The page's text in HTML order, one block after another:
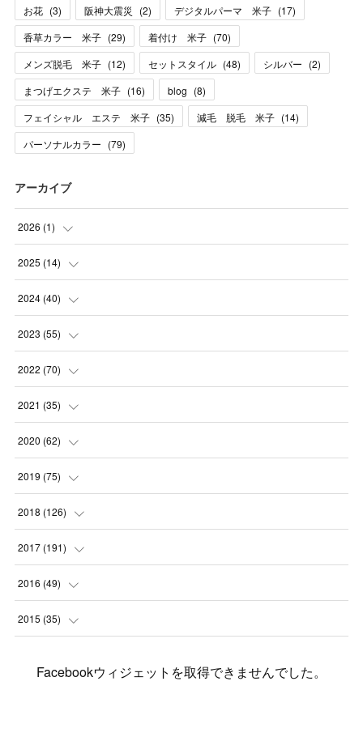
お花 (3) 阪神大震災 (2) デジタルパーマ 米子 (17)
香草カラー 米子 (29) 着付け 米子 (70)
メンズ脱毛 米子 (12) セットスタイル (48) シルバー (2)
まつげエクステ 米子 (16) blog (8)
フェイシャル エステ 米子 (35) 減毛 脱毛 米子 (14)
パーソナルカラー (79)
アーカイブ
2026 (1)
(1
2025 (14)
(10 )
(1
(1
(2
2024 (40)
(1
(1
(3
(2
(1)
(5)
(8)
2023 (55)
(2
(4
(3
(3
(8)
(6)
2022 (70)
(7
(11 )
(8
(1)
(3)
2021 (35)
(5
(7
(5)
(3)
(3)
2020 (62)
(6
(9)
(7)
(4
(6)
2019 (75)
(1)
(2)
(6
(7
(15)
2018 (126)
(6)
(12 )
(7
2017 (191)
(12 )
(11 )
2016 (49)
(2
2015 (35)
Facebookウィジェットを取得できませんでした。